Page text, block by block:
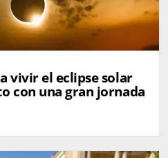
vivir el eclipse solar
con una gran jornada